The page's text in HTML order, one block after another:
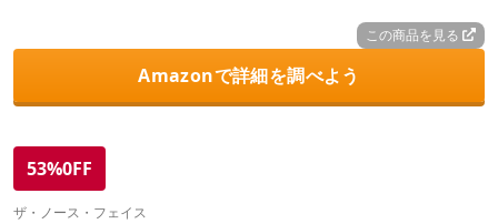
この商品を見る
Amazonで詳細を調べよう
53%0FF
ザ・ノース・フェイス